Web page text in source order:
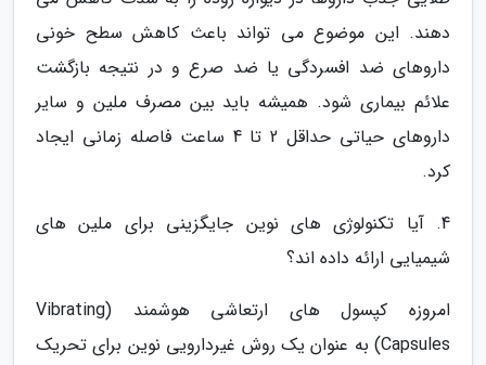
دهند. این موضوع می تواند باعث کاهش سطح خونی
داروهای ضد افسردگی یا ضد صرع و در نتیجه بازگشت
علائم بیماری شود. همیشه باید بین مصرف ملین و سایر
داروهای حیاتی حداقل 2 تا 4 ساعت فاصله زمانی ایجاد
کرد.
4. آیا تکنولوژی های نوین جایگزینی برای ملین های
شیمیایی ارائه داده اند؟
امروزه کپسول های ارتعاشی هوشمند (Vibrating
Capsules) به عنوان یک روش غیردارویی نوین برای تحریک